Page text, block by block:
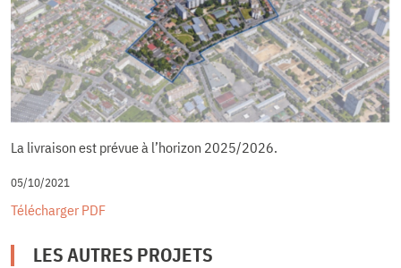
La livraison est prévue à l’horizon 2025/2026.
05/10/2021
Télécharger PDF
LES AUTRES PROJETS